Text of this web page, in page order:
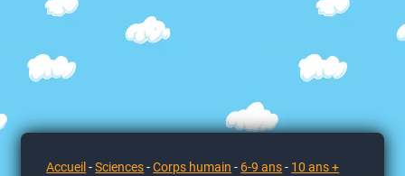
Accueil -Sciences-Corps humain - 6-9 ans- 10 ans +